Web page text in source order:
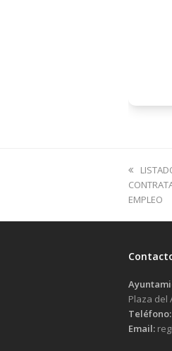
post:
EMPLEO
Plaza del
Teléfono:
Email: